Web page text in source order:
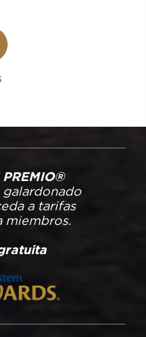
PREMIO®
galardonado
a tarifas
miembros.